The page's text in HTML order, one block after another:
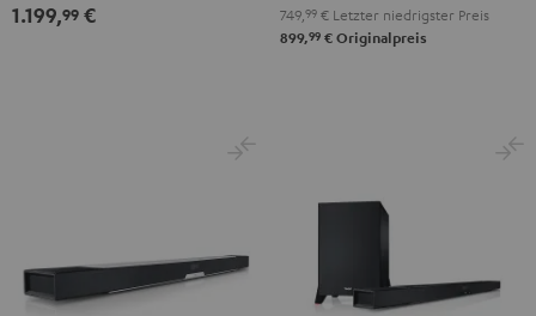
1.199,99 € 749, 99 € Letzter niedrigster Preis
899,99 € Originalpreis